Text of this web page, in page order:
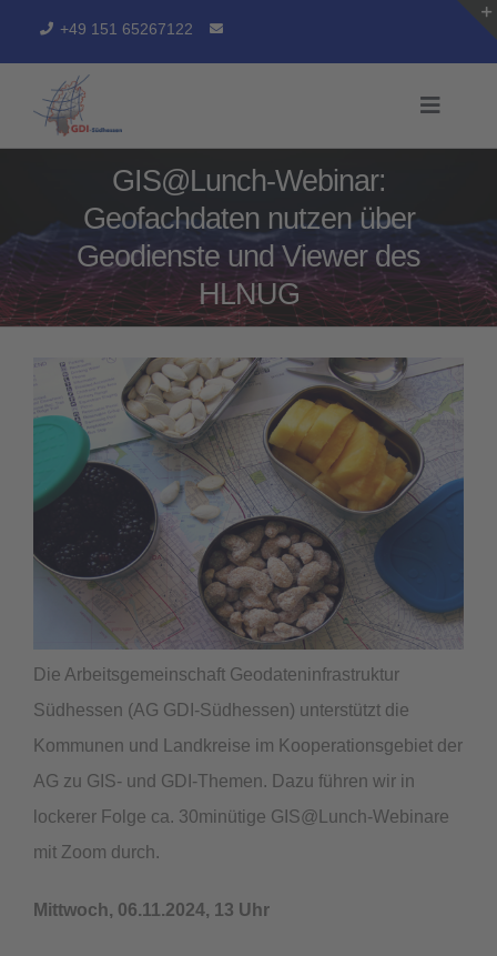
springen
+49 151 65267122
Toggle
GDI-SÜDHESSEN
SERVICES
ARBEITSERGEBNISSE
GEOPORTAL
GIS@Lunch-Webinar:
Geofachdaten nutzen über
Geodienste und Viewer des
HLNUG
Die Arbeitsgemeinschaft Geodateninfrastruktur
Südhessen (AG GDI-Südhessen) unterstützt die
Kommunen und Landkreise im Kooperationsgebiet der
AG zu GIS- und GDI-Themen. Dazu führen wir in
lockerer Folge ca. 30minütige GIS@Lunch-Webinare
mit Zoom durch.
Mittwoch, 06.11.2024, 13 Uhr